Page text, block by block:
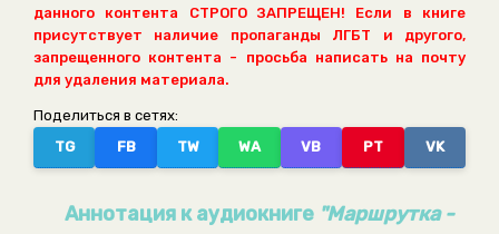
данного контента СТРОГО ЗАПРЕЩЕН! Если в книге
присутствует наличие пропаганды ЛГБТ и другого,
запрещенного контента - просьба написать на почту
для удаления материала.
Поделиться в сетях:
TG
FB TW WA VB PT VK
Аннотация к аудиокниге "Маршрутка -